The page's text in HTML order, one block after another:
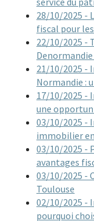
28/10/2025 -
fiscal pour
22/10/2025 -
Denormandie
21/10/2025 -
Normandie :
17/10/2025 -
une
03/10/2025 -
immobilier
03/10/2025 -
avantages
03/10/2025 -
Toulouse
02/10/2025 -
pourquoi